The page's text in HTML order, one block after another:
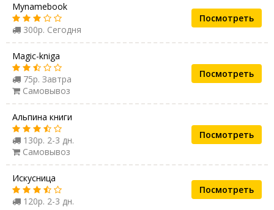
Mynamebook
300р. Сегодня
Посмотреть
Magic-kniga
75р. Завтра
Самовывоз
Посмотреть
Альпина книги
130р. 2-3 дн.
Самовывоз
Посмотреть
Искусница
120р. 2-3 дн.
Посмотреть